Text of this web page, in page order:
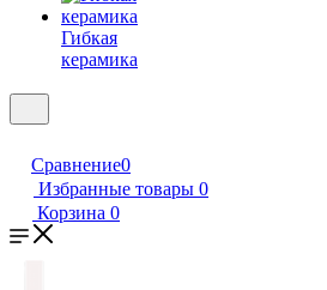
Гибкая
керамика
Сравнение0
Избранные товары 0
Корзина 0